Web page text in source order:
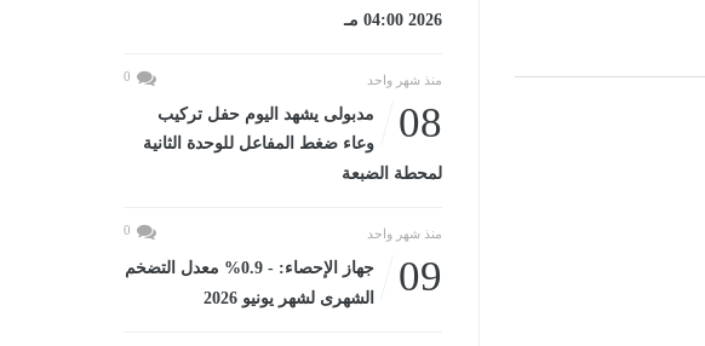
2026 04:00 مـ
منذ شهر واحد 0
08
مدبولى يشهد اليوم حفل تركيب
وعاء ضغط المفاعل للوحدة الثانية
لمحطة الضبعة
منذ شهر واحد 0
09
جهاز الإحصاء: - 0.9% معدل التضخم
الشهرى لشهر يونيو 2026